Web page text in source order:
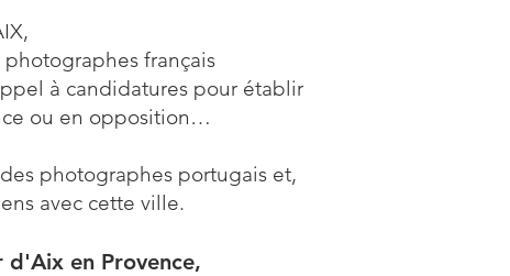
français
à candidatures pour établir
ou en opposition…
photographes portugais et,
avec cette ville.
d'Aix en Provence,